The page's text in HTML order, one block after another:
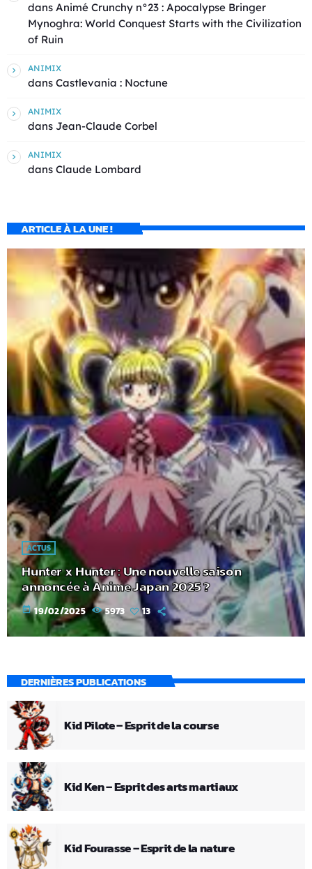
dans Animé Crunchy n°23 : Apocalypse Bringer
Mynoghra: World Conquest Starts with the Civilization
of Ruin
ANIMIX
dans Castlevania : Noctune
ANIMIX
dans Jean-Claude Corbel
ANIMIX
dans Claude Lombard
ARTICLE À LA UNE !
ACTUS
Hunter x Hunter : Une nouvelle saison
annoncée à Anime Japan 2025 ?
today 19/02/2025 5973 13
DERNIÈRES PUBLICATIONS
Kid Pilote – Esprit de la course
Kid Ken – Esprit des arts martiaux
Kid Fourasse – Esprit de la nature